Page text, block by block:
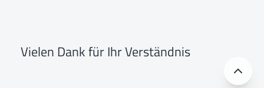
Vielen Dank für Ihr Verständnis